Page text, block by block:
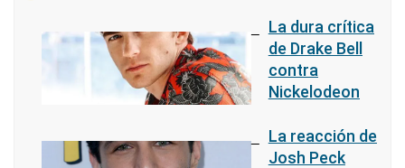
La dura crítica
de Drake Bell
contra
Nickelodeon
La reacción de
Josh Peck